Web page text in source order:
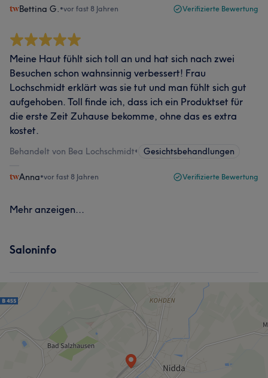
Bettina G. •vor fast 8 Jahren Verifizierte Bewertung
Meine Haut fühlt sich toll an und hat sich nach zwei
Besuchen schon wahnsinnig verbessert! Frau
Lochschmidt erklärt was sie tut und man fühlt sich gut
aufgehoben. Toll finde ich, dass ich ein Produktset für
die erste Zeit Zuhause bekomme, ohne das es extra
kostet.
Behandelt von Bea Lochschmidt• Gesichtsbehandlungen
Anna•vor fast 8 Jahren Verifizierte Bewertung
Mehr anzeigen...
Saloninfo